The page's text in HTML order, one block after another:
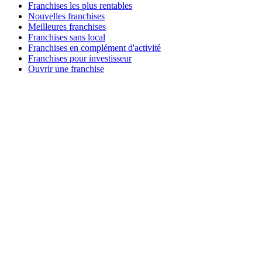
Franchises les plus rentables
Nouvelles franchises
Meilleures franchises
Franchises sans local
Franchises en complément d'activité
Franchises pour investisseur
Ouvrir une franchise